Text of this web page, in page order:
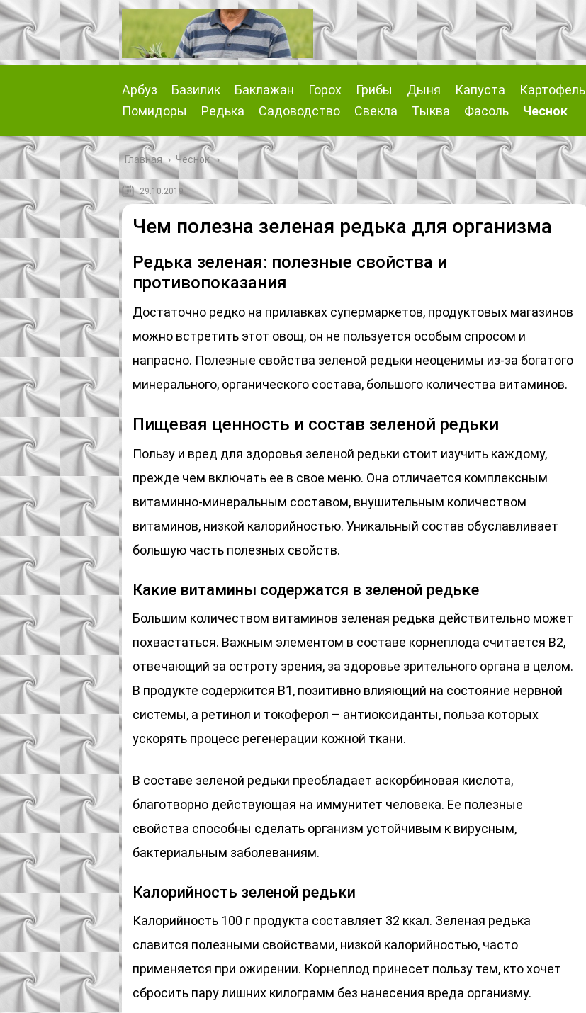
Арбуз Базилик Баклажан Горох Грибы Дыня Капуста Картофель
Помидоры
Редька Садоводство Свекла Тыква Фасоль Чеснок
Главная › Чеснок
29.10.2019
Чем полезна зеленая редька для организма
Редька зеленая: полезные свойства и
противопоказания
Достаточно редко на прилавках супермаркетов, продуктовых магазинов
можно встретить этот овощ, он не пользуется особым спросом и
напрасно. Полезные свойства зеленой редьки неоценимы из-за богатого
минерального, органического состава, большого количества витаминов.
Пищевая ценность и состав зеленой редьки
Пользу и вред для здоровья зеленой редьки стоит изучить каждому,
прежде чем включать ее в свое меню. Она отличается комплексным
витаминно-минеральным составом, внушительным количеством
витаминов, низкой калорийностью. Уникальный состав обуславливает
большую часть полезных свойств.
Какие витамины содержатся в зеленой редьке
Большим количеством витаминов зеленая редька действительно может
похвастаться. Важным элементом в составе корнеплода считается В2,
отвечающий за остроту зрения, за здоровье зрительного органа в целом.
В продукте содержится В1, позитивно влияющий на состояние нервной
системы, а ретинол и токоферол – антиоксиданты, польза которых
ускорять процесс регенерации кожной ткани.
В составе зеленой редьки преобладает аскорбиновая кислота,
благотворно действующая на иммунитет человека. Ее полезные
свойства способны сделать организм устойчивым к вирусным,
бактериальным заболеваниям.
Калорийность зеленой редьки
Калорийность 100 г продукта составляет 32 ккал. Зеленая редька
славится полезными свойствами, низкой калорийностью, часто
применяется при ожирении. Корнеплод принесет пользу тем, кто хочет
сбросить пару лишних килограмм без нанесения вреда организму.